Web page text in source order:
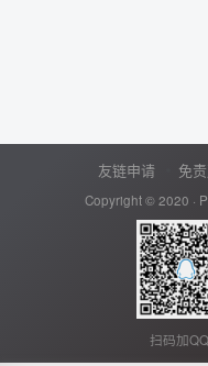
友链申请 免
Copyright © 2020 ·
扫码加